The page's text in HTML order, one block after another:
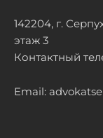
142204, г.
этаж 3
Контактный
Email: